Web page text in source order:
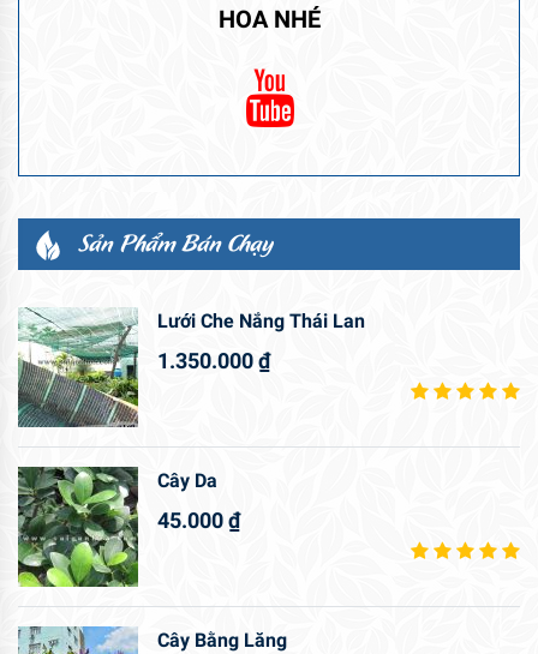
HOA NHÉ
Sản Phẩm Bán Chạy
Lưới Che Nắng Thái Lan
1.350.000₫
Cây Da
45.000₫
Cây Bằng Lăng